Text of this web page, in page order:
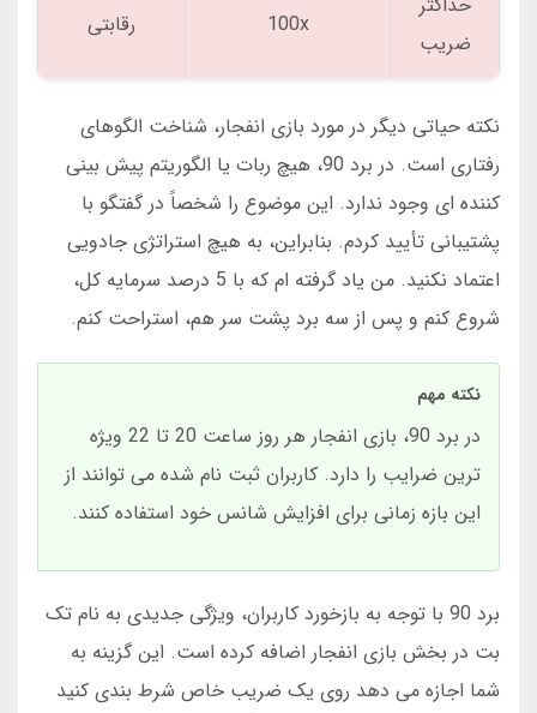
ضریب
100x رقابتی
نکته حیاتی دیگر در مورد بازی انفجار، شناخت الگوهای
رفتاری است. در برد 90، هیچ ربات یا الگوریتم پیش بینی
کننده ای وجود ندارد. این موضوع را شخصاً در گفتگو با
پشتیبانی تأیید کردم. بنابراین، به هیچ استراتژی جادویی
اعتماد نکنید. من یاد گرفته ام که با 5 درصد سرمایه کل،
شروع کنم و پس از سه برد پشت سر هم، استراحت کنم.
نکته مهم
در برد 90، بازی انفجار هر روز ساعت 20 تا 22 ویژه
ترین ضرایب را دارد. کاربران ثبت نام شده می توانند از
این بازه زمانی برای افزایش شانس خود استفاده کنند.
برد 90 با توجه به بازخورد کاربران، ویژگی جدیدی به نام تک
بت در بخش بازی انفجار اضافه کرده است. این گزینه به
شما اجازه می دهد روی یک ضریب خاص شرط بندی کنید